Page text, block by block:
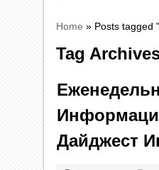
Home » Posts tagged
Tag
Дайджест